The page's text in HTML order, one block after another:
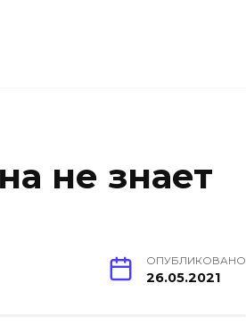
не знает
ОПУБЛИКОВАНО
26.05.2021